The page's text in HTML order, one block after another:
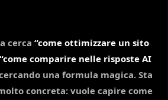
cerca “come ottimizzare un sito
“come comparire nelle risposte AI
una formula magica. Sta
concreta: vuole capire come